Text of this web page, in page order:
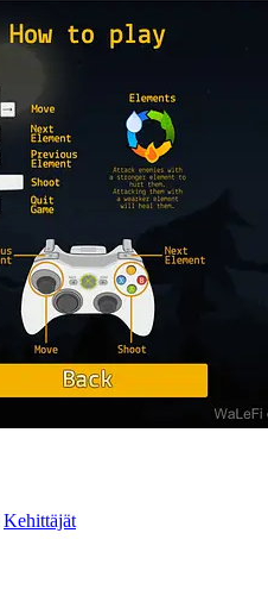
Kehittäjät